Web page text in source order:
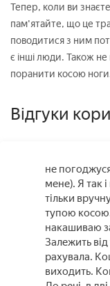
Тепер, коли ви
пам'ятайте, що це
поводитися з ним
є інші люди. Також не
поранити косою
Відгуки
не
мене). Я так
тільки
тупою
накашиваю
Залежить
рахувала.
виходить.